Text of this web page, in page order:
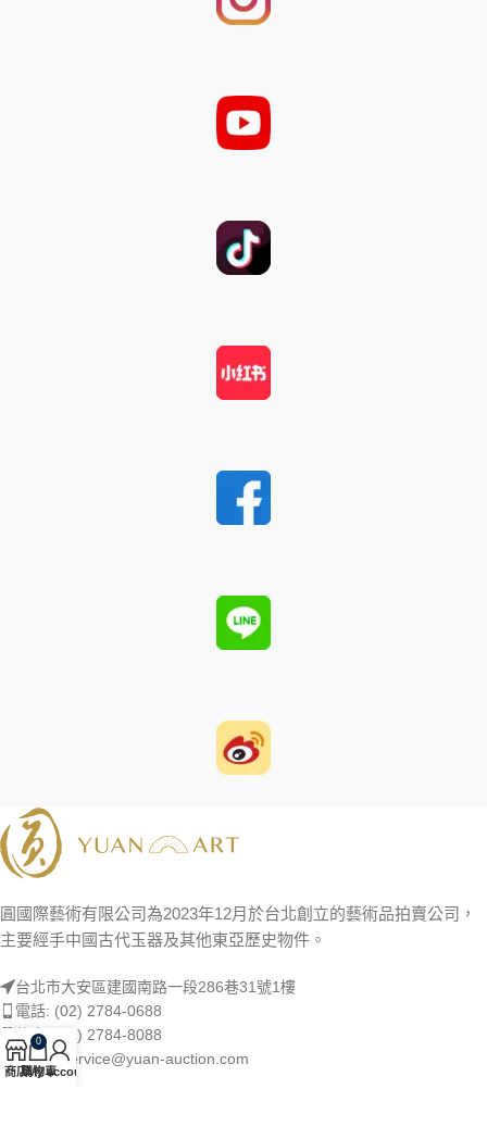
圓國際藝術有限公司為2023年12月於台北創立的藝術品拍賣公司，
主要經手中國古代玉器及其他東亞歷史物件。
台北市大安區建國南路一段286巷31號1樓
電話: (02) 2784-0688
傳真: (02) 2784-8088
Email: service@yuan-auction.com
商店
0
購物車
My account